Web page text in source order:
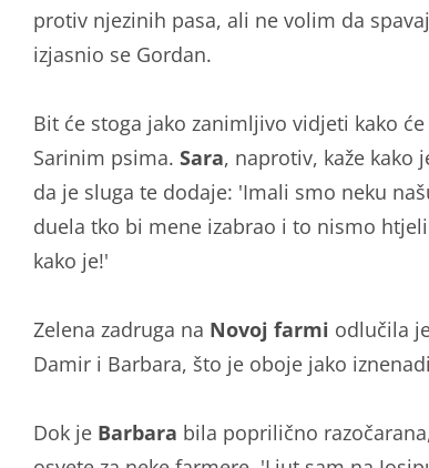
protiv njezinih pasa, ali ne volim da
izjasnio se Gordan.
Bit će stoga jako zanimljivo vidjeti kako
Sarinim psima. Sara, naprotiv, kaže kako
da je sluga te dodaje: 'Imali smo neku
duela tko bi mene izabrao i to nismo
kako je!'
Zelena zadruga na Novoj farmi odlučila
Damir i Barbara, što je oboje jako
Dok je Barbara bila poprilično